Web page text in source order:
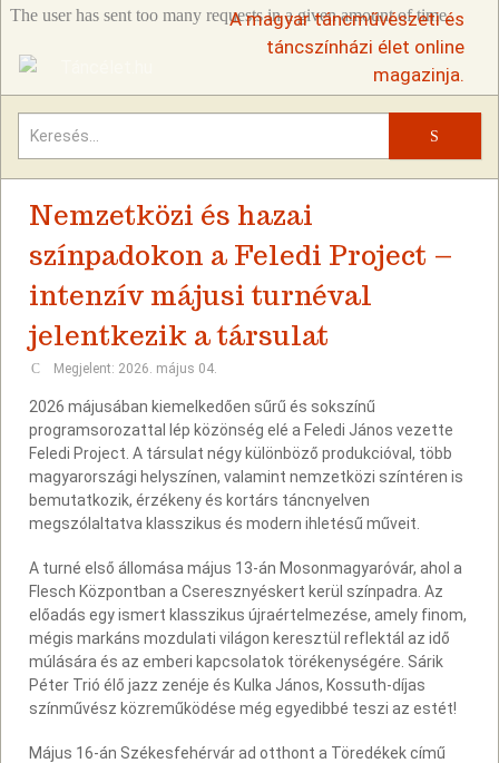
A magyar táncművészeti és
táncszínházi élet online
magazinja.
Nemzetközi és hazai
színpadokon a Feledi Project –
intenzív májusi turnéval
jelentkezik a társulat
Megjelent: 2026. május 04.
2026 májusában kiemelkedően sűrű és sokszínű
programsorozattal lép közönség elé a Feledi János vezette
Feledi Project. A társulat négy különböző produkcióval, több
magyarországi helyszínen, valamint nemzetközi színtéren is
bemutatkozik, érzékeny és kortárs táncnyelven
megszólaltatva klasszikus és modern ihletésű műveit.
A turné első állomása május 13-án Mosonmagyaróvár, ahol a
Flesch Központban a Cseresznyéskert kerül színpadra. Az
előadás egy ismert klasszikus újraértelmezése, amely finom,
mégis markáns mozdulati világon keresztül reflektál az idő
múlására és az emberi kapcsolatok törékenységére. Sárik
Péter Trió élő jazz zenéje és Kulka János, Kossuth-díjas
színművész közreműködése még egyedibbé teszi az estét!
Május 16-án Székesfehérvár ad otthont a Töredékek című